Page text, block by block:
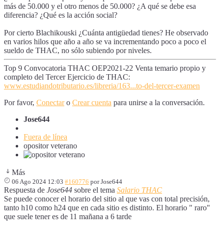
más de 50.000 y el otro menos de 50.000? ¿A qué se debe esa
diferencia? ¿Qué es la acción social?
Por cierto Blachikouski ¿Cuánta antigüedad tienes? He observado
en varios hilos que año a año se va incrementando poco a poco el
sueldo de THAC, no sólo subiendo por niveles.
Top 9 Convocatoria THAC OEP2021-22 Venta temario propio y
completo del Tercer Ejercicio de THAC:
www.estudiandotributario.es/libreria/163...to-del-tercer-examen
Por favor, Conectaro Crear cuenta para unirse a la conversación.
Jose644
Fuera de línea
opositor veterano
Más
06 Ago 2024 12:03 #160776 porJose644
Respuesta de Jose644 sobre el tema Salario THAC
Se puede conocer el horario del sitio al que vas con total precisión,
tanto h10 como h24 que en cada sitio es distinto. El horario " raro"
que suele tener es de 11 mañana a 6 tarde